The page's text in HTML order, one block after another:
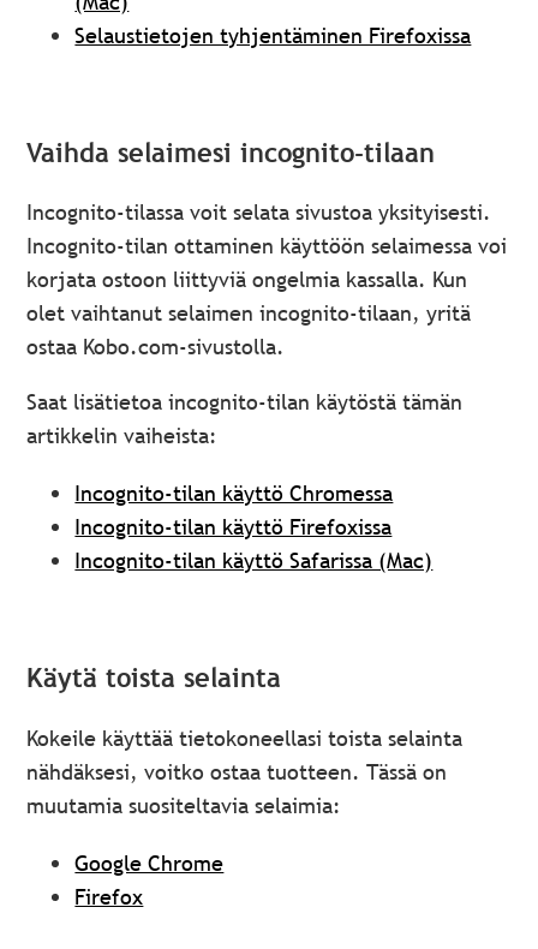
Selaustietojen tyhjentäminen Firefoxissa
Vaihda selaimesi incognito-tilaan
Incognito-tilassa voit selata sivustoa yksityisesti.
Incognito-tilan ottaminen käyttöön selaimessa voi
korjata ostoon liittyviä ongelmia kassalla. Kun
olet vaihtanut selaimen incognito-tilaan, yritä
ostaa Kobo.com-sivustolla.
Saat lisätietoa incognito-tilan käytöstä tämän
artikkelin vaiheista:
Incognito-tilan käyttö Chromessa
Incognito-tilan käyttö Firefoxissa
Incognito-tilan käyttö Safarissa (Mac)
Käytä toista selainta
Kokeile käyttää tietokoneellasi toista selainta
nähdäksesi, voitko ostaa tuotteen. Tässä on
muutamia suositeltavia selaimia:
Google Chrome
Firefox